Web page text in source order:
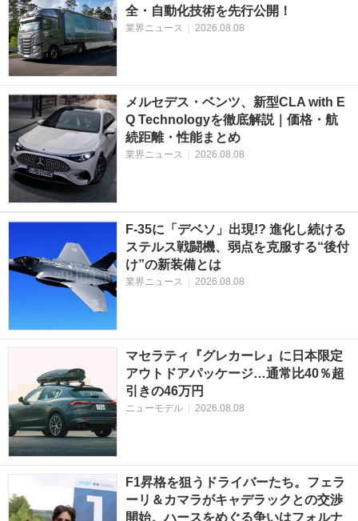
全・自動化技術を先行公開！
業界ニュース 2026.08.08
メルセデス・ベンツ、新型CLA with E
Q Technologyを徹底解説｜価格・航
続距離・性能まとめ
業界ニュース 2026.08.08
F-35に「デベソ」出現!? 進化し続ける
ステルス戦闘機、弱点を克服する“後付
け”の新装備とは
業界ニュース 2026.08.08
マセラティ『グレカーレ』に日本限定
アウトドアパッケージ…通常比40％超
引きの46万円
ニューモデル 2026.08.08
F1昇格を狙うドライバーたち。フェラ
ーリ＆カマラがキャデラックとの交渉
開始。ハースをめぐる争いはフォルナ